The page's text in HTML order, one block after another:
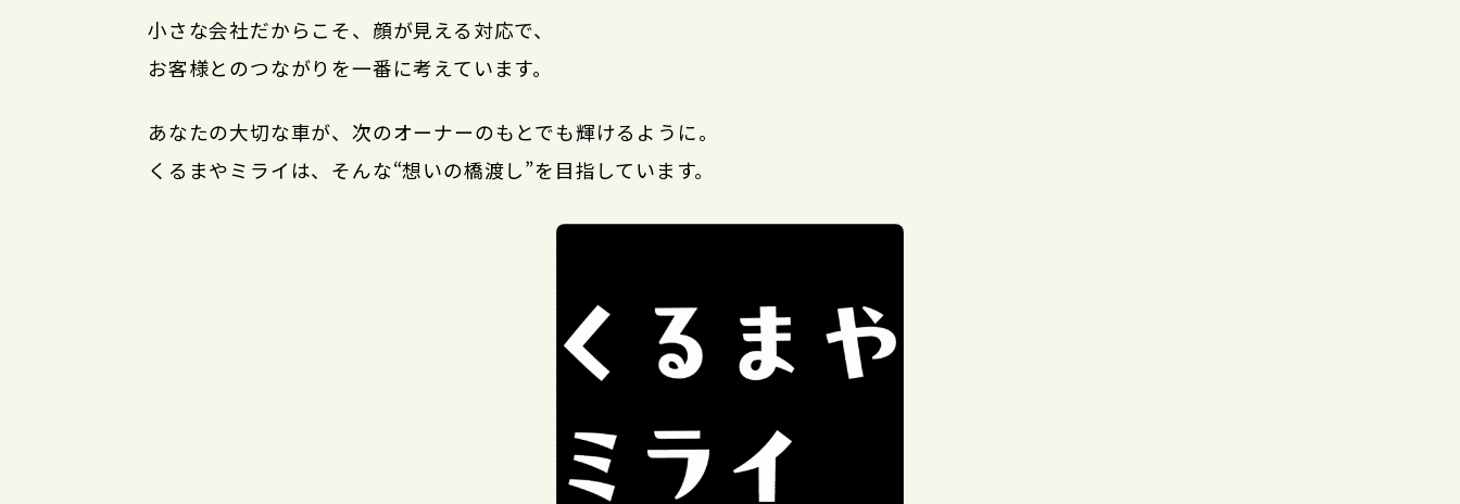
小さな会社だからこそ、顔が見える対応で、
お客様とのつながりを一番に考えています。
あなたの大切な車が、次のオーナーのもとでも輝けるように。
くるまやミライは、そんな“想いの橋渡し”を目指しています。